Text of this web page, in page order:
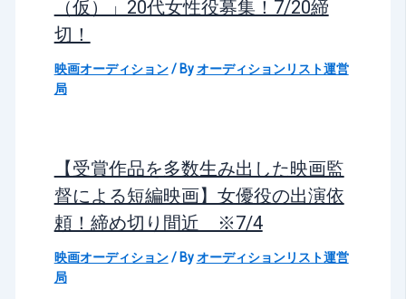
（仮）」20代女性役募集！7/20締
切！
映画オーディション/ Byオーディションリスト運営
局
【受賞作品を多数生み出した映画監
督による短編映画】女優役の出演依
頼！締め切り間近 ※7/4
映画オーディション/ Byオーディションリスト運営
局